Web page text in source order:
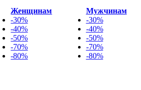
Женщинам
-30%
-40%
-50%
-70%
-80%
Мужчинам
-30%
-40%
-50%
-70%
-80%